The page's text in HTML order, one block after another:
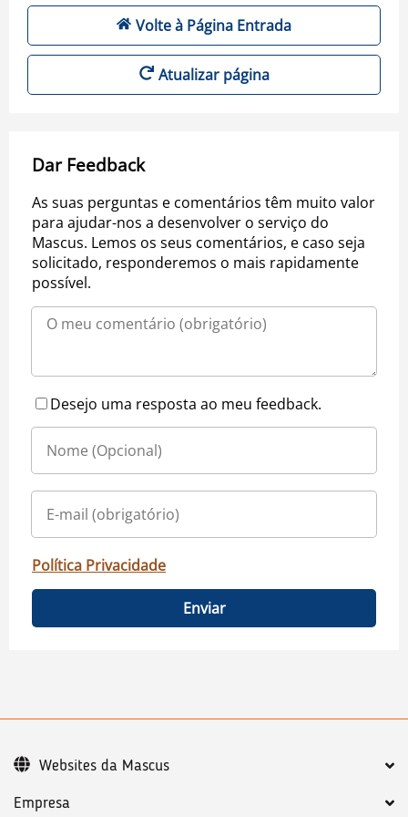
Volte à Página Entrada
Atualizar página
Dar Feedback
As suas perguntas e comentários têm muito valor
para ajudar-nos a desenvolver o serviço do
Mascus. Lemos os seus comentários, e caso seja
solicitado, responderemos o mais rapidamente
possível.
Desejo uma resposta ao meu feedback.
Política Privacidade
Enviar
Empresa
Websites da Mascus